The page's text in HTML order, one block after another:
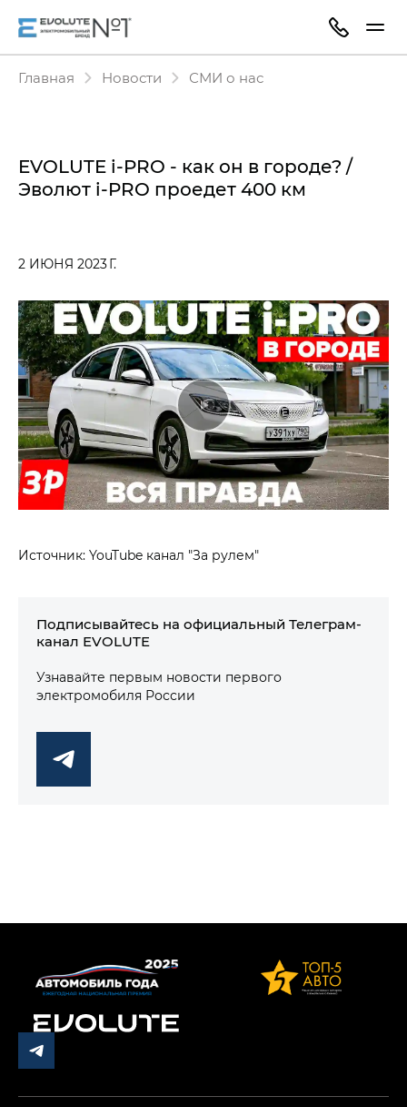
Главная Новости СМИ о нас
EVOLUTE i‑PRO - как он в городе? /
Эволют i‑PRO проедет 400 км
2 ИЮНЯ 2023 Г.
Источник: YouTube канал "За рулем"
Подписывайтесь на официальный Телеграм-
канал EVOLUTE
Узнавайте первым новости первого
электромобиля России